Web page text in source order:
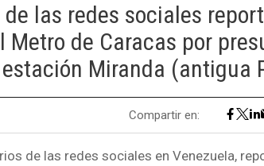
de las redes sociales
Metro de Caracas por
estación Miranda (antigua
Compartir en:
de las redes sociales en Venezuela,